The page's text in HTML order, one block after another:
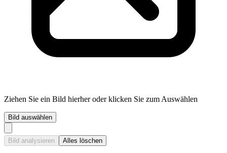
Ziehen Sie ein Bild hierher oder klicken Sie zum Auswählen
Bild auswählen
Bild analysieren Alles löschen